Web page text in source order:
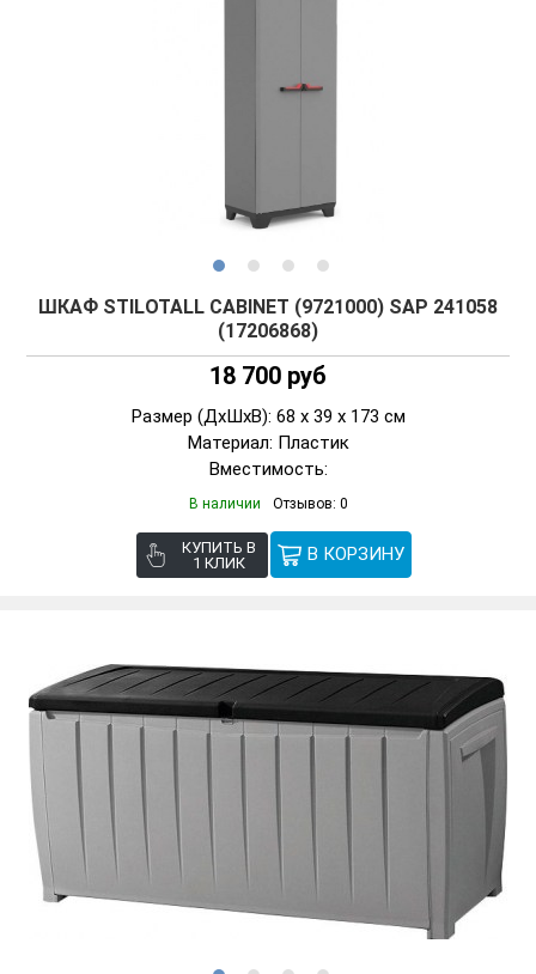
ШКАФ STILOTALL CABINET (9721000) SAP 241058
(17206868)
18 700 руб
Размер (ДxШxВ): 68 x 39 x 173 см
Материал: Пластик
Вместимость:
В наличии Отзывов: 0
КУПИТЬ В
1 КЛИК